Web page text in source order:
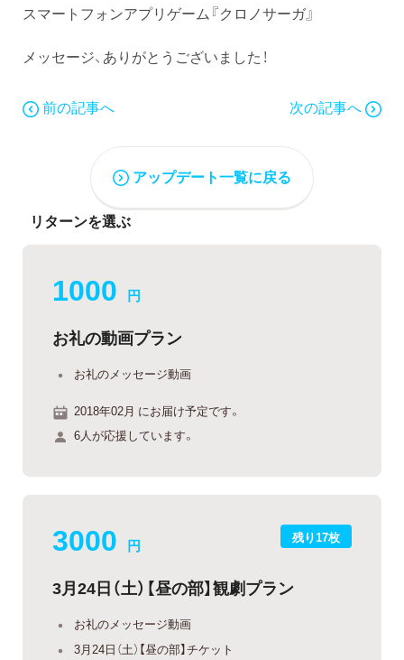
スマートフォンアプリゲーム『クロノサーガ』
メッセージ、ありがとうございました！
前の記事へ 次の記事へ
アップデート一覧に戻る
リターンを選ぶ
1000 円
お礼の動画プラン
お礼のメッセージ動画
2018年02月 にお届け予定です。
6人が応援しています。
残り17枚
3000 円
3月24日（土）【昼の部】観劇プラン
お礼のメッセージ動画
3月24日（土）【昼の部】チケット